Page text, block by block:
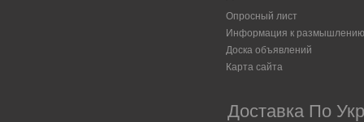
Опросный лист
Информация к размышлению
Доска объявлений
Карта сайта
Доставка По